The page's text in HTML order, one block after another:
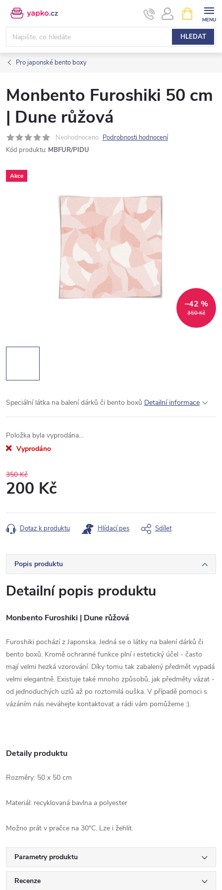
Přejít
obsah
HLEDAT
NÁKUPNÍ
KOŠÍK
Pro japonské bento boxy
Monbento Furoshiki 50 cm
| Dune růžová
Neohodnoceno Podrobnosti hodnocení
Kód produktu: MBFUR/PIDU
Akce
350 Kč
–42 %
Speciální látka na balení dárků či bento boxů Detailní informace
Položka byla vyprodána…
Vyprodáno
350 Kč
200 Kč
cena:
Dotaz k produktu Hlídací pes Sdílet
Popis produktu
Detailní popis produktu
Monbento Furoshiki | Dune růžová
Furoshiki pochází z Japonska. Jedná se o látky na balení dárků či
bento boxů. Kromě ochranné funkce plní i estetický účel - často
mají velmi hezká vzorování. Díky tomu tak zabalený předmět vypadá
velmi elegantně. Existuje také mnoho způsobů, jak předměty vázat -
od jednoduchých uzlů až po roztomilá ouška. V případě pomoci s
vázáním nás neváhejte kontaktovat a rádi vám pomůžeme :).
Detaily produktu
Rozměry: 50 x 50 cm
Materiál: recyklovaná bavlna a polyester
Možno prát v pračce na 30°C. Lze i žehlit.
Parametry produktu
Recenze